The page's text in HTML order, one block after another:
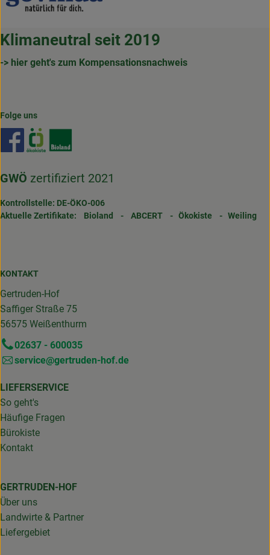
Klimaneutral seit 2019
-> hier geht's zum Kompensationsnachweis
Folge uns
Externer Link zu https://www.facebook.com/
GWÖ zertifiziert 2021
Kontrollstelle: DE-ÖKO-006
Aktuelle Zertifikate: Bioland - ABCERT - Ökokiste - Weiling
KONTAKT
Gertruden-Hof
Saffiger Straße 75
56575 Weißenthurm
02637 - 600035
service@gertruden-hof.de
LIEFERSERVICE
So geht's
Häufige Fragen
Bürokiste
Kontakt
GERTRUDEN-HOF
Über uns
Landwirte & Partner
Liefergebiet